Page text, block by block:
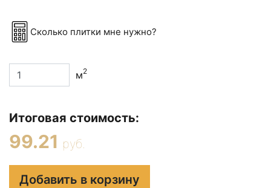
Сколько плитки мне нужно?
м2
Итоговая стоимость:
99.21 руб.
Добавить в корзину